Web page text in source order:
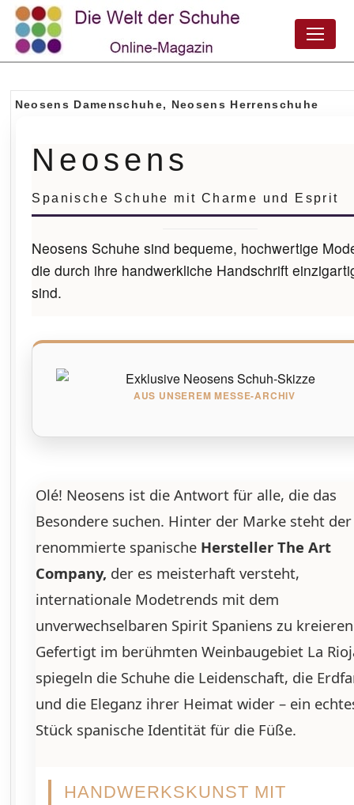
Neosens Damenschuhe, Neosens Herrenschuhe
Neosens
Spanische Schuhe mit Charme und Esprit
Neosens Schuhe sind bequeme, hochwertige
die durch ihre handwerkliche Handschrift
sind.
AUS UNSEREM MESSE-ARCHIV
Olé! Neosens ist die Antwort für alle, die das
Besondere suchen. Hinter der Marke steht der
renommierte spanische Hersteller The Art
Company, der es meisterhaft versteht,
internationale Modetrends mit dem
unverwechselbaren Spirit Spaniens zu
Gefertigt im berühmten Weinbaugebiet La
spiegeln die Schuhe die Leidenschaft, die
und die Eleganz ihrer Heimat wider – ein
Stück spanische Identität für die Füße.
HANDWERKSKUNST MIT